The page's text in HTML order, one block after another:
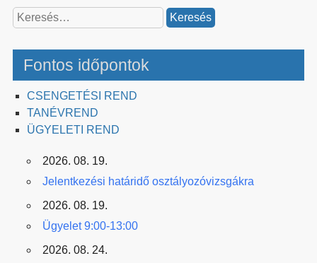
Keresés:
Fontos időpontok
CSENGETÉSI REND
TANÉVREND
ÜGYELETI REND
2026. 08. 19.
Jelentkezési határidő osztályozóvizsgákra
2026. 08. 19.
Ügyelet 9:00-13:00
2026. 08. 24.